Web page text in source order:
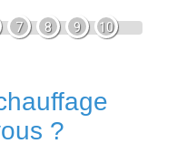
7 8 9 10
?